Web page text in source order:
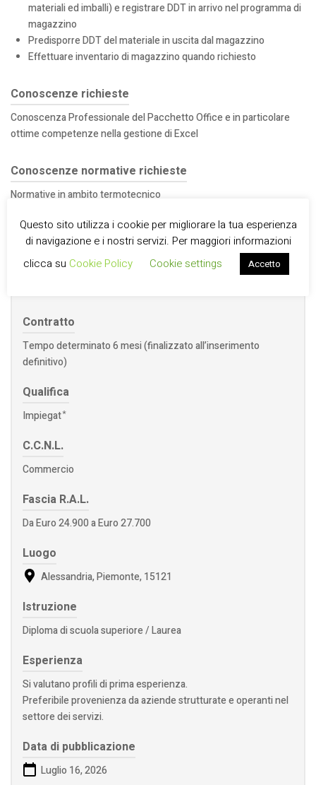
materiali ed imballi) e registrare DDT in arrivo nel programma di
magazzino
Predisporre DDT del materiale in uscita dal magazzino
Effettuare inventario di magazzino quando richiesto
Conoscenze richieste
Conoscenza Professionale del Pacchetto Office e in particolare
ottime competenze nella gestione di Excel
Conoscenze normative richieste
Normative in ambito termotecnico
Orario
Contratto
Tempo determinato 6 mesi (finalizzato all’inserimento
definitivo)
Qualifica
Impiegat ⃰
C.C.N.L.
Commercio
Fascia R.A.L.
Da Euro 24.900 a Euro 27.700
Luogo
Alessandria, Piemonte, 15121
Istruzione
Diploma di scuola superiore / Laurea
Esperienza
Si valutano profili di prima esperienza.
Preferibile provenienza da aziende strutturate e operanti nel
settore dei servizi.
Data di pubblicazione
Luglio 16, 2026
Questo sito utilizza i cookie per migliorare la tua esperienza
di navigazione e i nostri servizi. Per maggiori informazioni
clicca su Cookie Policy Cookie settings Accetto